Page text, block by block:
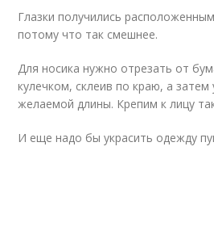
Глазки получились
потому что так смешнее.
Для носика нужно отрезать от
кулечком, склеив по краю, а затем
желаемой длины. Крепим к лицу
И еще надо бы украсить одежду